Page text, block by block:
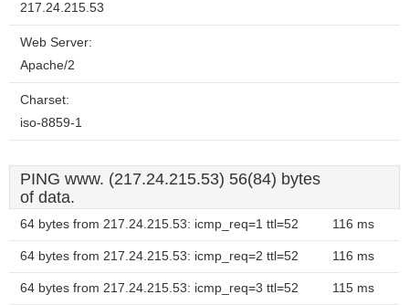
217.24.215.53
Web Server:
Apache/2
Charset:
iso-8859-1
PING www. (217.24.215.53) 56(84) bytes
of data.
64 bytes from 217.24.215.53: icmp_req=1 ttl=52 116 ms
64 bytes from 217.24.215.53: icmp_req=2 ttl=52 116 ms
64 bytes from 217.24.215.53: icmp_req=3 ttl=52 115 ms